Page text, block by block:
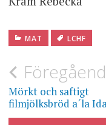
MAT LCHF
Mörkt och saftigt
filmjölksbröd a´la